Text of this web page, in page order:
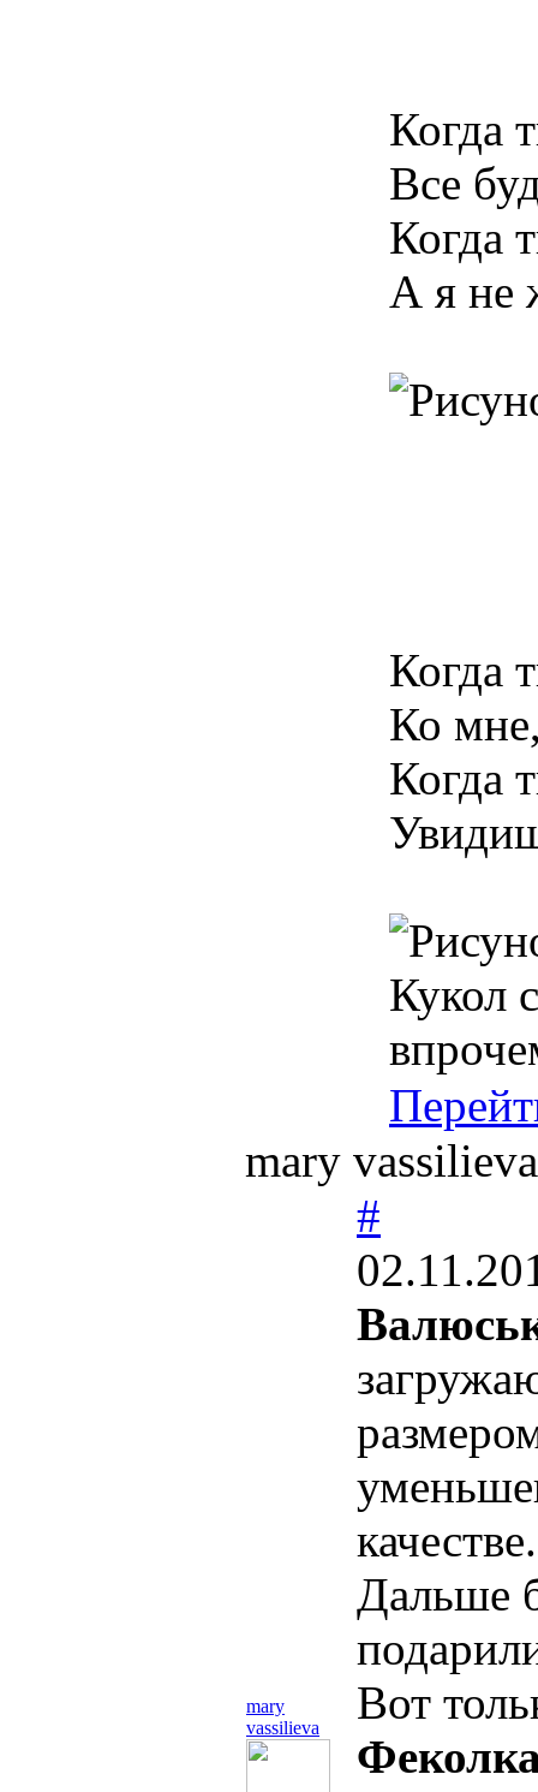
Когда
Все
Когда
А я не
Когда
Ко
Когда
Кукол
mary
mary
vassilieva
#
Дальше
Вот